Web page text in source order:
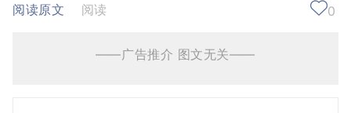
阅读原文
阅读 0
——广告推介 图文无关——